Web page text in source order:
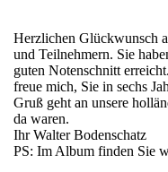
Herzlichen Glückwunsch
und Teilnehmern. Sie
guten Notenschnitt
freue mich, Sie in sechs
Gruß geht an unsere
da waren.
Ihr Walter Bodenschatz
PS: Im Album finden Sie